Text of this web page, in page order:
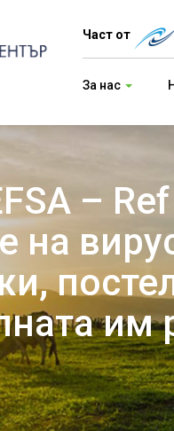
Част от
За нас
–
на
им